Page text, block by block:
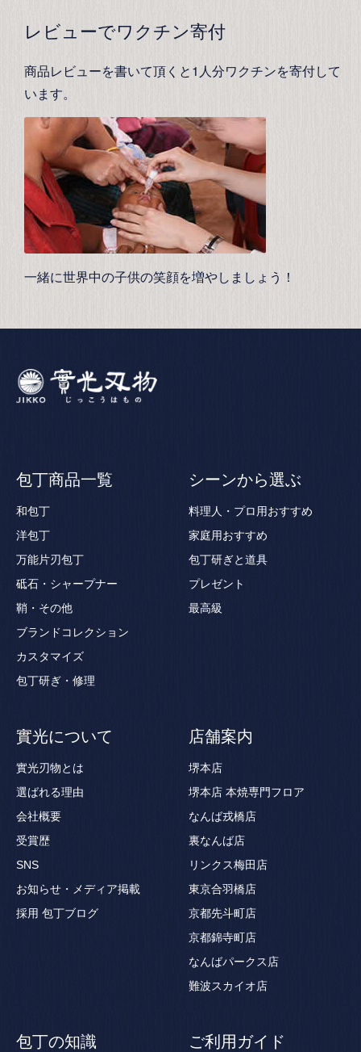
レビューでワクチン寄付
商品レビューを書いて頂くと1人分ワクチンを寄付して
います。
一緒に世界中の子供の笑顔を増やしましょう！
包丁商品一覧
和包丁
洋包丁
万能片刃包丁
砥石・シャープナー
鞘・その他
ブランドコレクション
カスタマイズ
包丁研ぎ・修理
シーンから選ぶ
料理人・プロ用おすすめ
家庭用おすすめ
包丁研ぎと道具
プレゼント
最高級
實光について
實光刃物とは
選ばれる理由
会社概要
受賞歴
SNS
お知らせ・メディア掲載
採用 包丁ブログ
店舗案内
堺本店
堺本店 本焼専門フロア
なんば戎橋店
裏なんば店
リンクス梅田店
東京合羽橋店
京都先斗町店
京都錦寺町店
なんばパークス店
難波スカイオ店
包丁の知識 ご利用ガイド